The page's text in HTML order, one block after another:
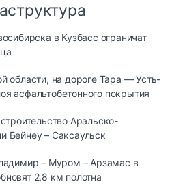
в Кузбасс ограничат
области, на дороге Тара — Усть-
асфальтобетонного покрытия
Аральско-
Бейнеу – Саксаульск
– Муром – Арзамас в
2,8 км полотна